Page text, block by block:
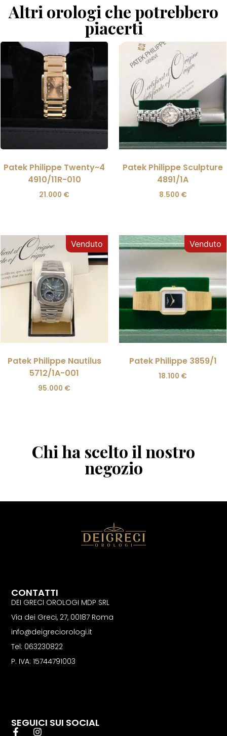
Altri orologi che potrebbero
piacerti
Patek Philippe Twenty~4
4910/11R-010
21.000 €
Patek Philippe Sculpture
4891/1A
8.500 €
Patek Philippe Nautilus
5712/1A-001
95.000 €
Patek Philippe 3859/1
18.100 €
Chi ha scelto il nostro
negozio
CONTATTI
DEI GRECI OROLOGI MDP SRL
Via dei Greci, 27, 00187 Roma
info@deigreciorologi.it
Tel: 063230822
P. IVA: 15744791003
SEGUICI SUI SOCIAL